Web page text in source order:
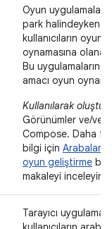
Oyun
park halindeyken
kullanıcıların oyun
oynamasına olanak
Bu uygulamaların
amacı oyun
Kullanılarak
Görünümler ve/
Compose. Daha
bilgi için Arabalar
oyun geliştirme
makaleyi inceleyin.
Tarayıcı